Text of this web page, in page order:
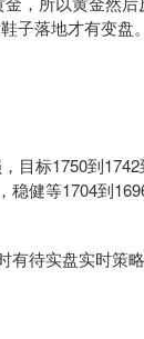
子落地才有变盘。
标1750到1742
健等1704到
待实盘实时策